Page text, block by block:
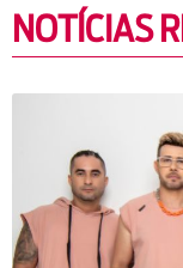
NOTÍCIAS